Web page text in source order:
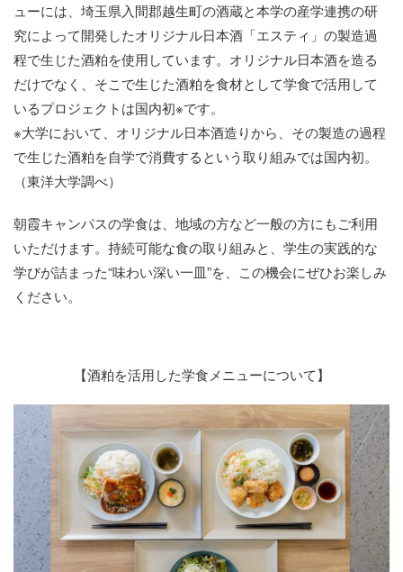
ューには、埼玉県入間郡越生町の酒蔵と本学の産学連携の研
究によって開発したオリジナル日本酒「エスティ」の製造過
程で生じた酒粕を使用しています。オリジナル日本酒を造る
だけでなく、そこで生じた酒粕を食材として学食で活用して
いるプロジェクトは国内初※です。
※大学において、オリジナル日本酒造りから、その製造の過程
で生じた酒粕を自学で消費するという取り組みでは国内初。
（東洋大学調べ）
朝霞キャンパスの学食は、地域の方など一般の方にもご利用
いただけます。持続可能な食の取り組みと、学生の実践的な
学びが詰まった“味わい深い一皿”を、この機会にぜひお楽しみ
ください。
【酒粕を活用した学食メニューについて】